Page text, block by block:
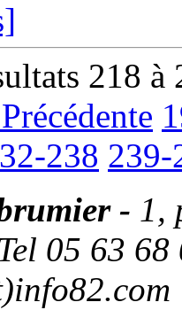
218 à
238 239-
- 1,
05 63